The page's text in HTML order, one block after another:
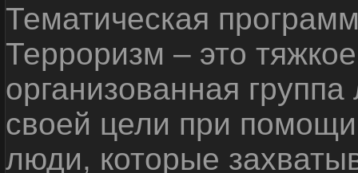
Тематическая
Терроризм – это
организованная
своей цели при
люди, которые